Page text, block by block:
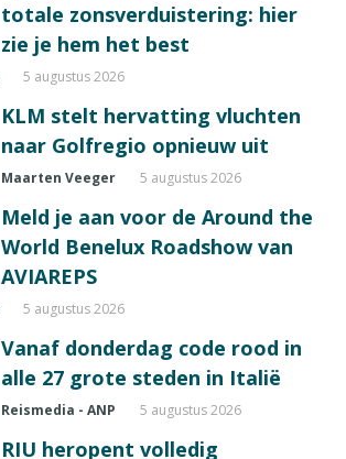
totale zonsverduistering: hier
zie je hem het best
5 augustus 2026
KLM stelt hervatting vluchten
naar Golfregio opnieuw uit
Maarten Veeger 5 augustus 2026
Meld je aan voor de Around the
World Benelux Roadshow van
AVIAREPS
5 augustus 2026
Vanaf donderdag code rood in
alle 27 grote steden in Italië
Reismedia - ANP 5 augustus 2026
RIU heropent volledig